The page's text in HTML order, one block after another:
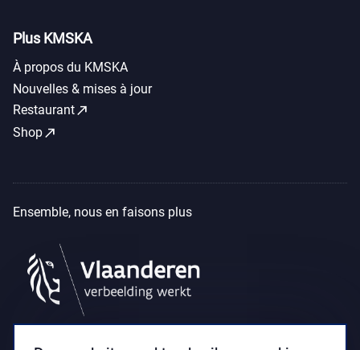
Plus KMSKA
À propos du KMSKA
Nouvelles & mises à jour
Restaurantcall_made
Shopcall_made
Ensemble, nous en faisons plus